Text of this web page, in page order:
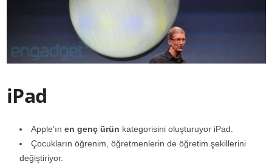
iPad
Apple’ın en genç ürün kategorisini oluşturuyor iPad.
Çocukların öğrenim, öğretmenlerin de öğretim şekillerini
değiştiriyor.